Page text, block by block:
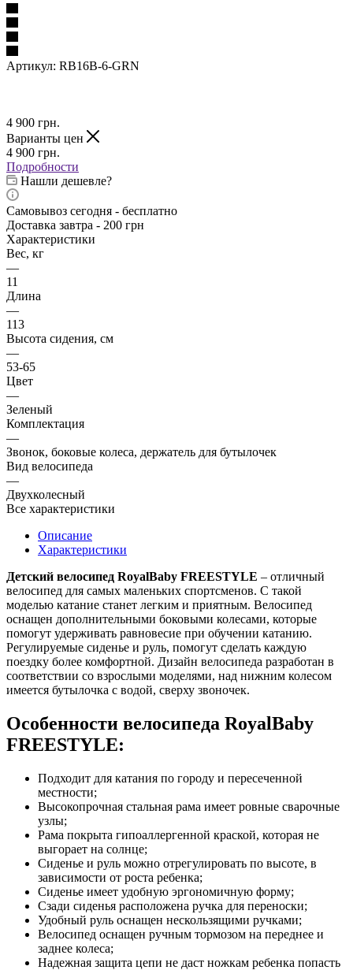
Артикул: RB16B-6-GRN
4 900 грн.
Варианты цен
4 900 грн.
Подробности
Нашли дешевле?
Самовывоз сегодня - бесплатно
Доставка завтра - 200 грн
Характеристики
Вес, кг
—
11
Длина
—
113
Высота сидения, см
—
53-65
Цвет
—
Зеленый
Комплектация
—
Звонок, боковые колеса, держатель для бутылочек
Вид велосипеда
—
Двухколесный
Все характеристики
Описание
Характеристики
Детский велосипед RoyalBaby FREESTYLE – отличный
велосипед для самых маленьких спортсменов. С такой
моделью катание станет легким и приятным. Велосипед
оснащен дополнительными боковыми колесами, которые
помогут удерживать равновесие при обучении катанию.
Регулируемые сиденье и руль, помогут сделать каждую
поездку более комфортной. Дизайн велосипеда разработан в
соответствии со взрослыми моделями, над нижним колесом
имеется бутылочка с водой, сверху звоночек.
Особенности велосипеда RoyalBaby
FREESTYLE:
Подходит для катания по городу и пересеченной
местности;
Высокопрочная стальная рама имеет ровные сварочные
узлы;
Рама покрыта гипоаллергенной краской, которая не
выгорает на солнце;
Сиденье и руль можно отрегулировать по высоте, в
зависимости от роста ребенка;
Сиденье имеет удобную эргономичную форму;
Сзади сиденья расположена ручка для переноски;
Удобный руль оснащен нескользящими ручками;
Велосипед оснащен ручным тормозом на переднее и
заднее колеса;
Надежная защита цепи не даст ножкам ребенка попасть